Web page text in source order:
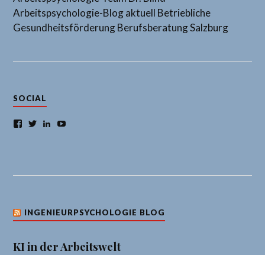
Arbeitspsychologie-Blog aktuell Betriebliche
GesundheitsförderungBerufsberatung Salzburg
SOCIAL
Facebook
TwitterLinkedIn
YouTube
INGENIEURPSYCHOLOGIE BLOG
KI in der Arbeitswelt